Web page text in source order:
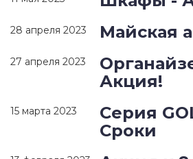
28 апреля 2023 Майская
27 апреля 2023
Акция!
15 марта 2023
Серия
Сроки